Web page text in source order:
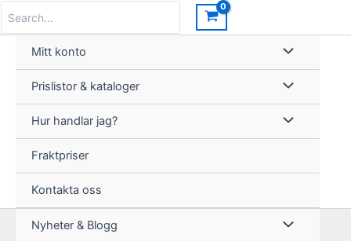
innehåll
for:
Mitt konto
Prislistor & kataloger
Hur handlar jag?
Fraktpriser
Kontakta oss
Nyheter & Blogg